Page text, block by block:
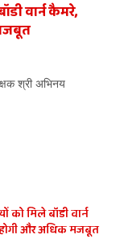
वार्न कैमरे,
श्री अभिनय
को मिले बॉडी वार्न
होगी और अधिक मजबूत